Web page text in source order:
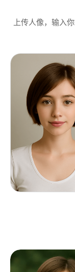
上传人像，输入